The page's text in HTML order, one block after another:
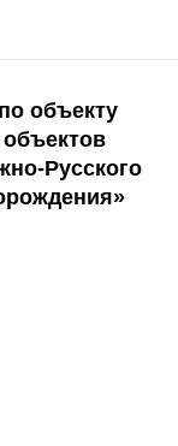
объекту
Русского